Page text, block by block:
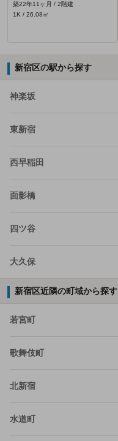
築22年11ヶ月 / 2階建
1K / 26.08㎡
新宿区の駅から探す
神楽坂
東新宿
西早稲田
面影橋
四ツ谷
大久保
新宿区近隣の町域から探す
若宮町
歌舞伎町
北新宿
水道町